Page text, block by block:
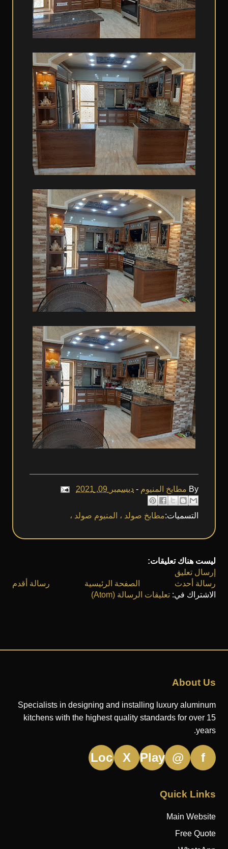
By مطابخ المنيوم - ديسمبر 09, 2021
التسميات:مطابخ صولد ، المنيوم صولد ،
ليست هناك تعليقات:
إرسال تعليق
رسالة أحدث
رسالة أقدم
الصفحة الرئيسية
الاشتراك في: تعليقات الرسالة (Atom)
About Us
Specialists in designing and installing luxury aluminum
kitchens with the highest quality standards for over 15
years.
f
@
Play
X
Loc
Quick Links
Main Website
Free Quote